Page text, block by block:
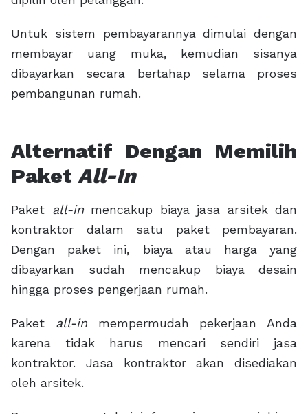
Untuk sistem pembayarannya dimulai dengan
membayar uang muka, kemudian sisanya
dibayarkan secara bertahap selama proses
pembangunan rumah.
Alternatif Dengan Memilih
Paket All-In
Paket all-in mencakup biaya jasa arsitek dan
kontraktor dalam satu paket pembayaran.
Dengan paket ini, biaya atau harga yang
dibayarkan sudah mencakup biaya desain
hingga proses pengerjaan rumah.
Paket all-inmempermudah pekerjaan Anda
karena tidak harus mencari sendiri jasa
kontraktor. Jasa kontraktor akan disediakan
oleh arsitek.